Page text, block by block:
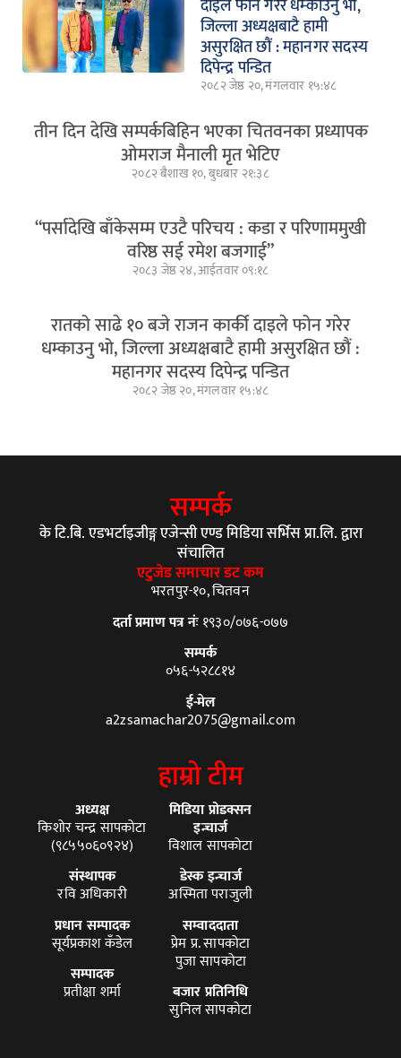
दाइले फोन गरेर धम्काउनु भो,
जिल्ला अध्यक्षबाटै हामी
असुरक्षित छौं : महानगर सदस्य
दिपेन्द्र पन्डित
२०८२ जेष्ठ २०, मंगलवार १५:४८
तीन दिन देखि सम्पर्कबिहिन भएका चितवनका प्रध्यापक
ओमराज मैनाली मृत भेटिए
२०८२ बैशाख १०, बुधबार २१:३८
“पर्सादेखि बाँकेसम्म एउटै परिचय : कडा र परिणाममुखी
वरिष्ठ सई रमेश बजगाई”
२०८३ जेष्ठ २४, आईतवार ०९:१८
रातको साढे १० बजे राजन कार्की दाइले फोन गरेर
धम्काउनु भो, जिल्ला अध्यक्षबाटै हामी असुरक्षित छौं :
महानगर सदस्य दिपेन्द्र पन्डित
२०८२ जेष्ठ २०, मंगलवार १५:४८
सम्पर्क
के टि.बि. एडभर्टाइजीङ्ग एजेन्सी एण्ड मिडिया सर्भिस प्रा.लि. द्वारा
संचालित
एटुजेड समाचार डट कम
भरतपुर-१०, चितवन
दर्ता प्रमाण पत्र नंः१९३०/०७६-०७७
सम्पर्क
०५६-५२८८१४
ई-मेल
a2zsamachar2075@gmail.com
हाम्रो टीम
अध्यक्ष
किशोर चन्द्र सापकोटा
(९८५५०६०९२४)
संस्थापक
रवि अधिकारी
प्रधान सम्पादक
सूर्यप्रकाश कँडेल
सम्पादक
प्रतीक्षा शर्मा
मिडिया प्रोडक्सन
इन्चार्ज
विशाल सापकोटा
डेस्क इन्चार्ज
अस्मिता पराजुली
सम्वाददाता
प्रेम प्र. सापकोटा
पुजा सापकोटा
बजार प्रतिनिधि
सुनिल सापकोटा